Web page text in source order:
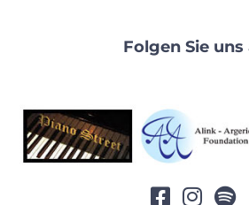
Folgen Sie uns